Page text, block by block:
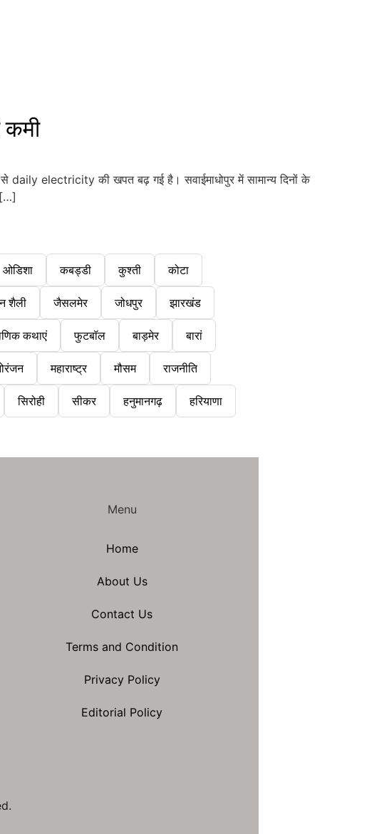
electricity की खपत बढ़ गई है। सवाईमाधोपुर में सामान्य दिनों के
ओडिशा कबड्डी कुश्ती कोटा
शैली जैसलमेर जोधपुर झारखंड
कथाएं फुटबॉल बाड़मेर बारां
महाराष्ट्र मौसम राजनीति
सिरोही सीकर हनुमानगढ़ हरियाणा
Menu
Home
About Us
Contact Us
Terms and Condition
Privacy Policy
Editorial Policy